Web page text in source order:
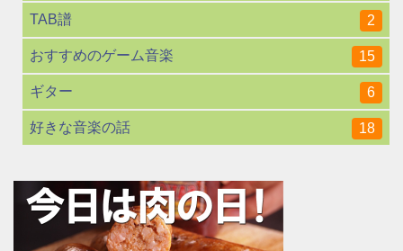
TAB譜 2
おすすめのゲーム音楽 15
ギター 6
好きな音楽の話 18